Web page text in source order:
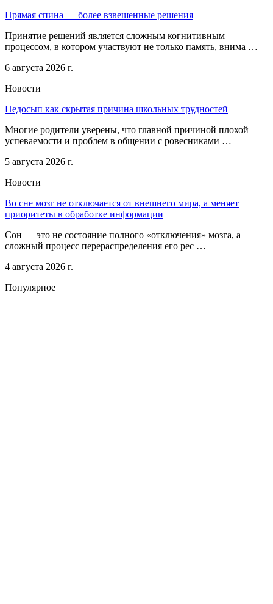
Прямая спина — более взвешенные решения
Принятие решений является сложным когнитивным
процессом, в котором участвуют не только память, внима …
6 августа 2026 г.
Новости
Недосып как скрытая причина школьных трудностей
Многие родители уверены, что главной причиной плохой
успеваемости и проблем в общении с ровесниками …
5 августа 2026 г.
Новости
Во сне мозг не отключается от внешнего мира, а меняет
приоритеты в обработке информации
Сон — это не состояние полного «отключения» мозга, а
сложный процесс перераспределения его рес …
4 августа 2026 г.
Популярное